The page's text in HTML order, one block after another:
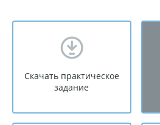
Скачать практическое
задание